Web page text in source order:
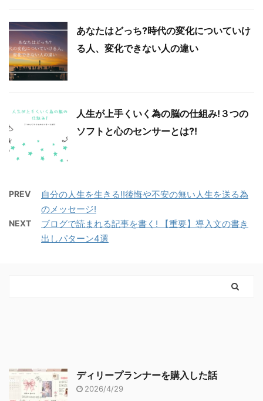
あなたはどっち?時代の変化についていけ
る人、変化できない人の違い
人生が上手くいく為の脳の仕組み!３つの
ソフトと心のセンサーとは?!
PREV
自分の人生を生きる!!後悔や不安の無い人生を送る為
のメッセージ!
NEXT
ブログで読まれる記事を書く! 【重要】導入文の書き
出しパターン4選
ディリープランナーを購入した話
2026/4/29